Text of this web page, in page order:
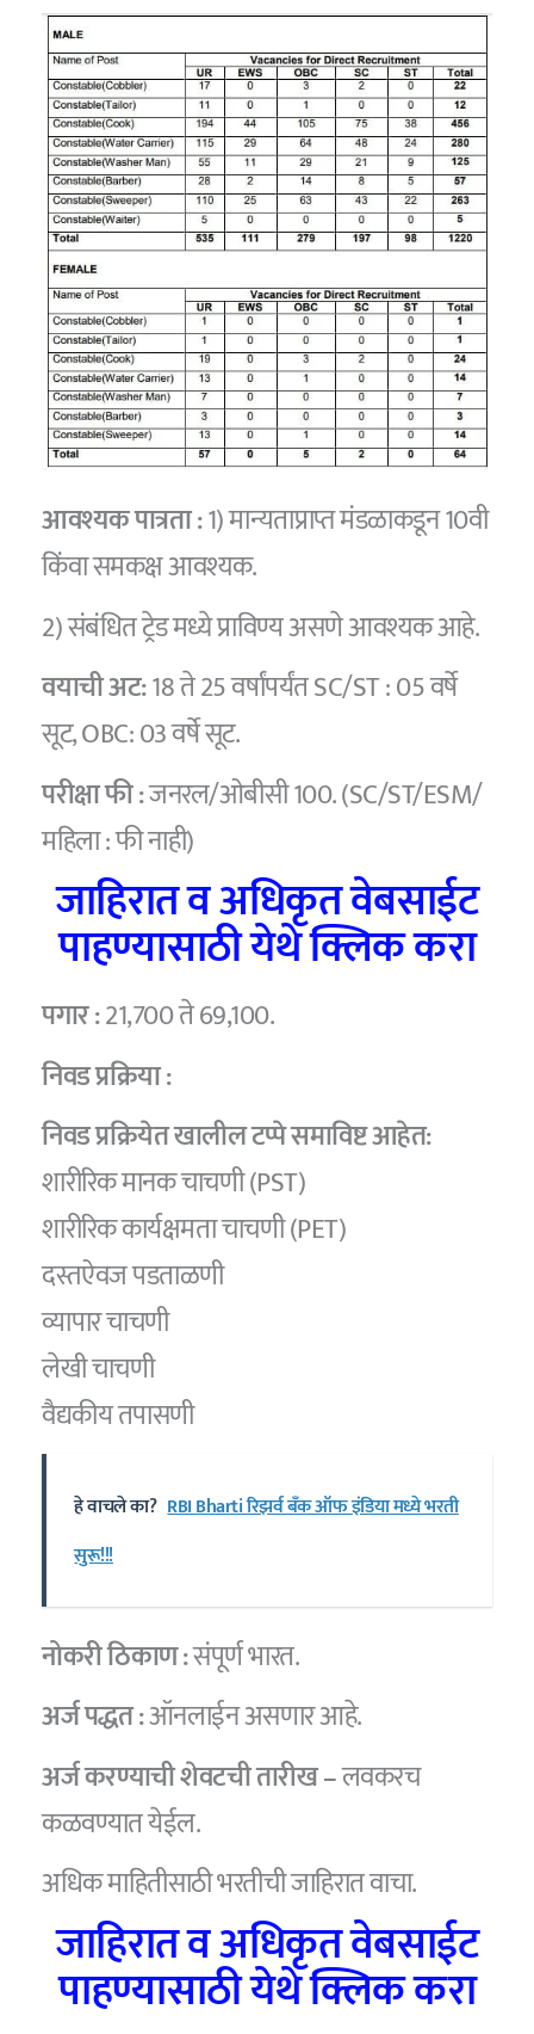
आवश्यक पात्रता :1) मान्यताप्राप्त मंडळाकडून 10वी
किंवा समकक्ष आवश्यक.
2) संबंधित ट्रेड मध्ये प्राविण्य असणे आवश्यक आहे.
वयाची अट:18 ते 25 वर्षांपर्यंत SC/ST : 05 वर्षे
सूट, OBC: 03 वर्षे सूट.
परीक्षा फी :जनरल/ओबीसी 100. (SC/ST/ESM/
महिला : फी नाही)
जाहिरात व अधिकृत वेबसाईट
पाहण्यासाठी येथे क्लिक करा
पगार :21,700 ते 69,100.
निवड प्रक्रिया :
निवड प्रक्रियेत खालील टप्पे समाविष्ट आहेत:
शारीरिक मानक चाचणी (PST)
शारीरिक कार्यक्षमता चाचणी (PET)
दस्तऐवज पडताळणी
व्यापार चाचणी
लेखी चाचणी
वैद्यकीय तपासणी
हे वाचले का? RBI Bharti रिझर्व बँक ऑफ इंडिया मध्ये भरती
सुरू!!!
नोकरी ठिकाण :संपूर्ण भारत.
अर्ज पद्धत :ऑनलाईन असणार आहे.
अर्ज करण्याची शेवटची तारीख –लवकरच
कळवण्यात येईल.
अधिक माहितीसाठी भरतीची जाहिरात वाचा.
जाहिरात व अधिकृत वेबसाईट
पाहण्यासाठी येथे क्लिक करा